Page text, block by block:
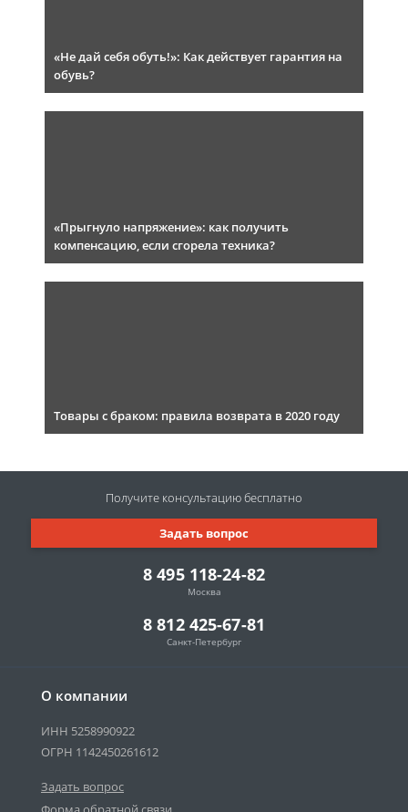
«Не дай себя обуть!»: Как действует гарантия на
обувь?
«Прыгнуло напряжение»: как получить
компенсацию, если сгорела техника?
Товары с браком: правила возврата в 2020 году
О компании
ИНН 5258990922
ОГРН 1142450261612
Задать вопрос
8 495 118-24-82
Москва
8 812 425-67-81
Санкт-Петербург
Задать вопрос
Получите консультациюбесплатно